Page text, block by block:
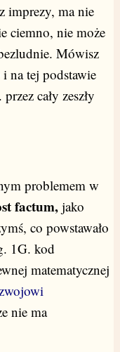
imprezy, ma nie
ciemno, nie może
Mówisz
i na tej podstawie
cały zeszły
problemem w
factum, jako
co powstawało
1G. kod
matematycznej
nie ma